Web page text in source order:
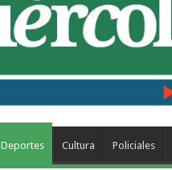
Deportes Cultura Policiales